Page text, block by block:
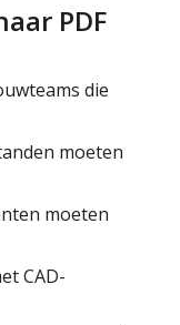
PDF
die
moeten
moeten
CAD-